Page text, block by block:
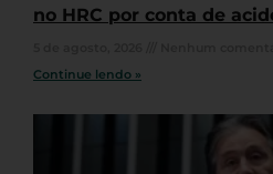
no HRC por conta de
Continue lendo »